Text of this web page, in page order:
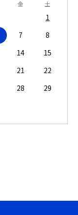
金 土
1
7
8
14
15
21
22
28
29